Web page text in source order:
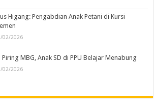
Higang: Pengabdian Anak Petani di Kursi
02/2026
Piring MBG, Anak SD di PPU Belajar Menabung
02/2026